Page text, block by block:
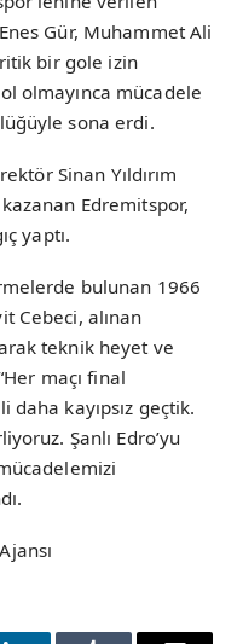
Gür, Muhammet Ali
bir gole izin
olmayınca mücadele
sona erdi.
Sinan Yıldırım
Edremitspor,
yaptı.
bulunan 1966
Cebeci, alınan
teknik heyet ve
maçı final
daha kayıpsız geçtik.
Şanlı Edro’yu